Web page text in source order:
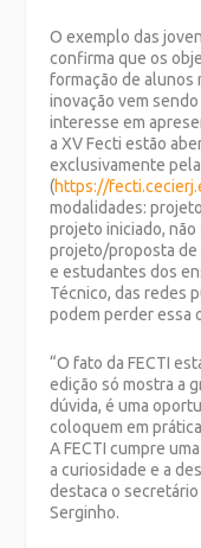
O exemplo das
confirma que os
formação de alunos
inovação vem
interesse em
a XV Fecti estão
exclusivamente
(https://
modalidades:
projeto iniciado,
projeto/proposta de
e estudantes dos
Técnico, das redes
podem perder essa
“O fato da FECTI
edição só mostra a
dúvida, é uma
coloquem em
A FECTI cumpre
a curiosidade e a
destaca o secretário
Serginho.